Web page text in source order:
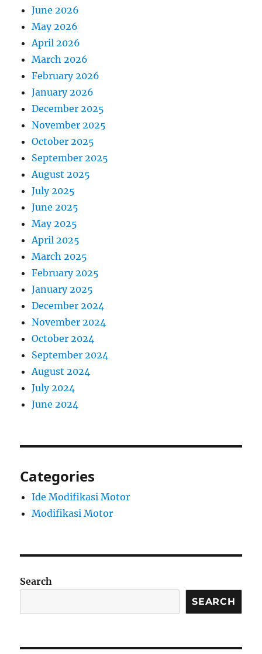
June 2026
May 2026
April 2026
March 2026
February 2026
January 2026
December 2025
November 2025
October 2025
September 2025
August 2025
July 2025
June 2025
May 2025
April 2025
March 2025
February 2025
January 2025
December 2024
November 2024
October 2024
September 2024
August 2024
July 2024
June 2024
Categories
Ide Modifikasi Motor
Modifikasi Motor
Search
SEARCH